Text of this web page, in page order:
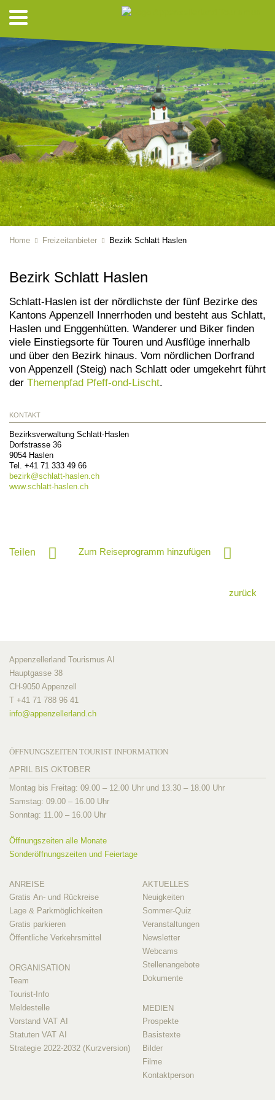
Home Freizeitanbieter Bezirk Schlatt Haslen
Bezirk Schlatt Haslen
Schlatt-Haslen ist der nördlichste der fünf Bezirke des
Kantons Appenzell Innerrhoden und besteht aus Schlatt,
Haslen und Enggenhütten. Wanderer und Biker finden
viele Einstiegsorte für Touren und Ausflüge innerhalb
und über den Bezirk hinaus. Vom nördlichen Dorfrand
von Appenzell (Steig) nach Schlatt oder umgekehrt führt
der Themenpfad Pfeff-ond-Lischt.
KONTAKT
Bezirksverwaltung Schlatt-Haslen
Dorfstrasse 36
9054 Haslen
Tel. +41 71 333 49 66
bezirk@schlatt-haslen.ch
www.schlatt-haslen.ch
Teilen Zum Reiseprogramm hinzufügen
zurück
Appenzellerland Tourismus AI
Hauptgasse 38
CH-9050 Appenzell
T +41 71 788 96 41
info@appenzellerland.ch
ÖFFNUNGSZEITEN TOURIST INFORMATION
APRIL BIS OKTOBER
Montag bis Freitag: 09.00 – 12.00 Uhr und 13.30 – 18.00 Uhr
Samstag: 09.00 – 16.00 Uhr
Sonntag: 11.00 – 16.00 Uhr
Öffnungszeiten alle Monate
Sonderöffnungszeiten und Feiertage
ANREISE
Gratis An- und Rückreise
Lage & Parkmöglichkeiten
Gratis parkieren
Öffentliche Verkehrsmittel
ORGANISATION
Team
Tourist-Info
Meldestelle
Vorstand VAT AI
Statuten VAT AI
Strategie 2022-2032 (Kurzversion)
AKTUELLES
Neuigkeiten
Sommer-Quiz
Veranstaltungen
Newsletter
Webcams
Stellenangebote
Dokumente
MEDIEN
Prospekte
Basistexte
Bilder
Filme
Kontaktperson